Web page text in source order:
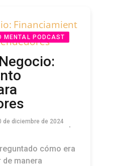
MENTAL PODCAST
de diciembre de 2024
cómo era
manera